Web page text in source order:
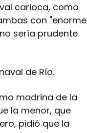
carioca, como
con "enorme
sería prudente
de Río.
madrina de la
la menor, que
pidió que la